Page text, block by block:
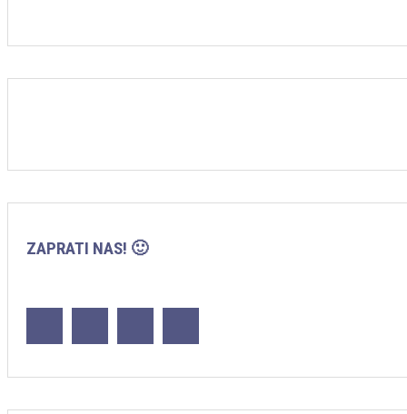
ZAPRATI NAS! 🙂